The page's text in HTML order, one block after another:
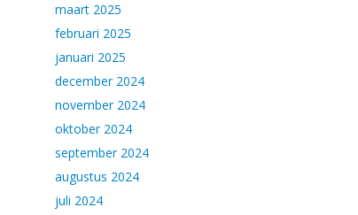
maart 2025
februari 2025
januari 2025
december 2024
november 2024
oktober 2024
september 2024
augustus 2024
juli 2024